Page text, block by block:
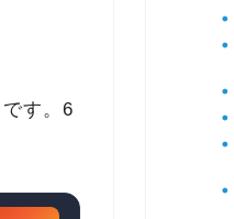
です。6